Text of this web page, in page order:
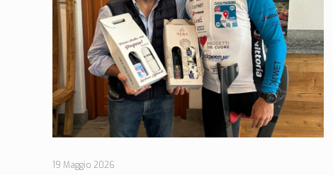
19 Maggio 2026